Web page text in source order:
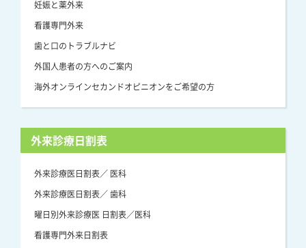
妊娠と薬外来
看護専門外来
歯と口のトラブルナビ
外国人患者の方へのご案内
海外オンラインセカンドオピニオンをご希望の方
外来診療日割表
外来診療医日割表／ 医科
外来診療医日割表／ 歯科
曜日別外来診療医 日割表／医科
看護専門外来日割表